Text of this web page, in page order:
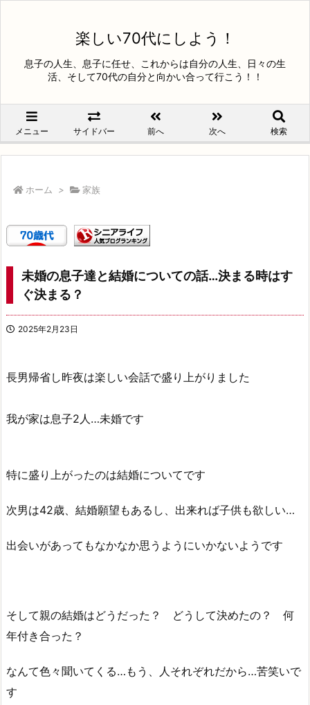
楽しい70代にしよう！
息子の人生、息子に任せ、これからは自分の人生、日々の生
活、そして70代の自分と向かい合って行こう！！
メニュー サイドバー 前へ 次へ 検索
ホーム > 家族
未婚の息子達と結婚についての話…決まる時はす
ぐ決まる？
2025年2月23日
長男帰省し昨夜は楽しい会話で盛り上がりました
我が家は息子2人…未婚です
特に盛り上がったのは結婚についてです
次男は42歳、結婚願望もあるし、出来れば子供も欲しい…
出会いがあってもなかなか思うようにいかないようです
そして親の結婚はどうだった？ どうして決めたの？ 何
年付き合った？
なんて色々聞いてくる…もう、人それぞれだから…苦笑いで
す